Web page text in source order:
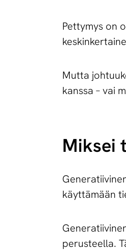
Pettymys on
Mutta
kanssa – vai
Miksei
käyttämään
perusteella.